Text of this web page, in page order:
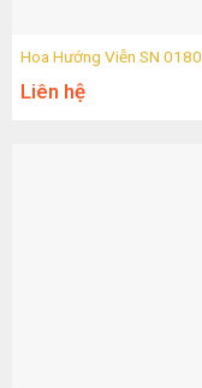
Hoa Hướng Viễn SN 0180
Liên hệ